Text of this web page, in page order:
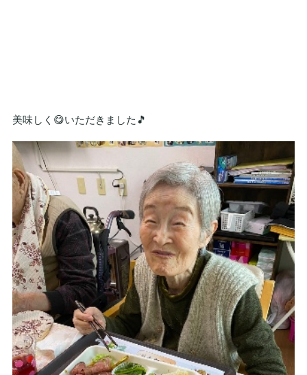
美味しく😋いただきました🎵